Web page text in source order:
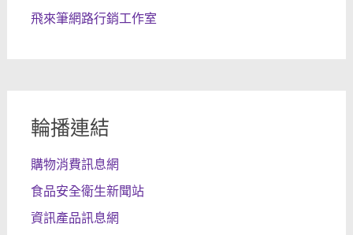
飛來筆網路行銷工作室
輪播連結
購物消費訊息網
食品安全衛生新聞站
資訊產品訊息網